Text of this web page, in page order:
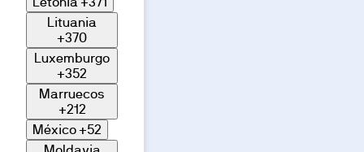
Lituania
+370
Luxemburgo
+352
Marruecos
+212
México+52